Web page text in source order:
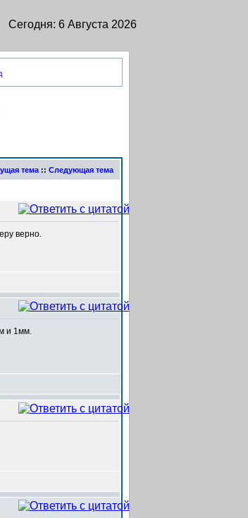
Сегодня: 6 Августа 2026
тема:: Следующая тема
верно.
и 1мм.